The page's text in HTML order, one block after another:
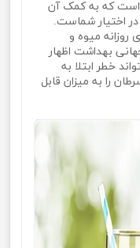
است که به کمک آن
در اختیار شماست.
میوه و
بهداشت اظهار
خطر ابتلا به
را به میزان قابل